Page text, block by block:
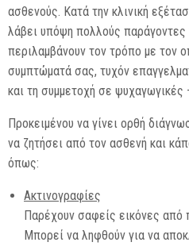
ασθενούς. Κατά την κλινική
λάβει υπόψη πολλούς παράγοντες
περιλαμβάνουν τον τρόπο με τον
συμπτώματά σας, τυχόν
και τη συμμετοχή σε ψυχαγωγικές
Προκειμένου να γίνει ορθή
να ζητήσει από τον ασθενή και
όπως:
Ακτινογραφίες
Παρέχουν σαφείς εικόνες
Μπορεί να ληφθούν για να